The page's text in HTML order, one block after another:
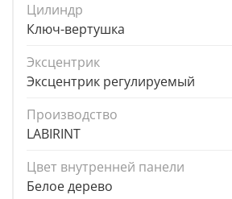
Цилиндр
Ключ-вертушка
Эксцентрик
Эксцентрик регулируемый
Производство
LABIRINT
Цвет внутренней панели
Белое дерево